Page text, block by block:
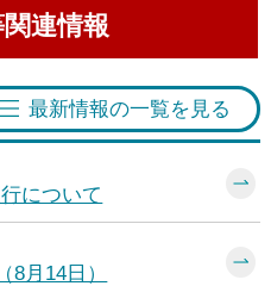
連情報
について
月14日）
最新情報の一覧を見る